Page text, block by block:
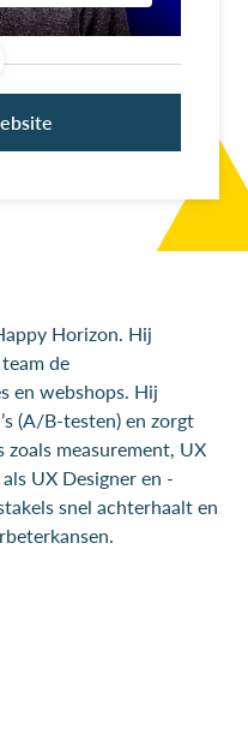
Horizon. Hij
de
en webshops. Hij
(A/B-testen) en zorgt
measurement, UX
UX Designer en -
snel achterhaalt en